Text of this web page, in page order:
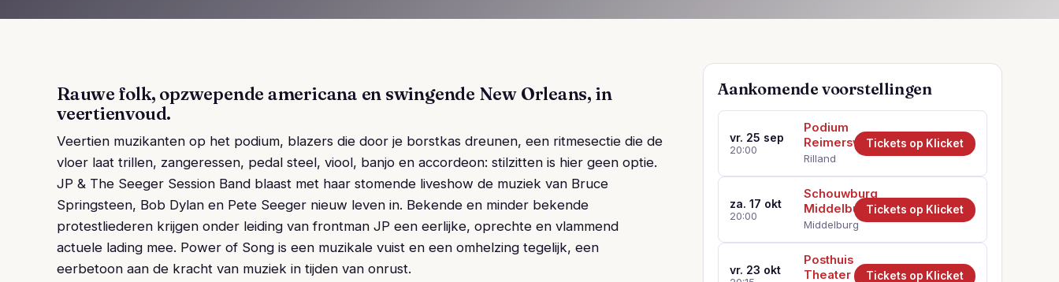
Rauwe folk, opzwepende americana en swingende New Orleans, in
veertienvoud.
Veertien muzikanten op het podium, blazers die door je borstkas dreunen, een ritmesectie die de
vloer laat trillen, zangeressen, pedal steel, viool, banjo en accordeon: stilzitten is hier geen optie.
JP & The Seeger Session Band blaast met haar stomende liveshow de muziek van Bruce
Springsteen, Bob Dylan en Pete Seeger nieuw leven in. Bekende en minder bekende
protestliederen krijgen onder leiding van frontman JP een eerlijke, oprechte en vlammend
actuele lading mee. Power of Song is een muzikale vuist en een omhelzing tegelijk, een
eerbetoon aan de kracht van muziek in tijden van onrust.
Aankomende voorstellingen
vr. 25 sep
20:00
Podium
Reimerswaal
Rilland
Tickets op Klicket
za. 17 okt
20:00
Schouwburg
Middelburg
Middelburg
Tickets op Klicket
vr. 23 okt
Posthuis
Theater
Tickets op Klicket